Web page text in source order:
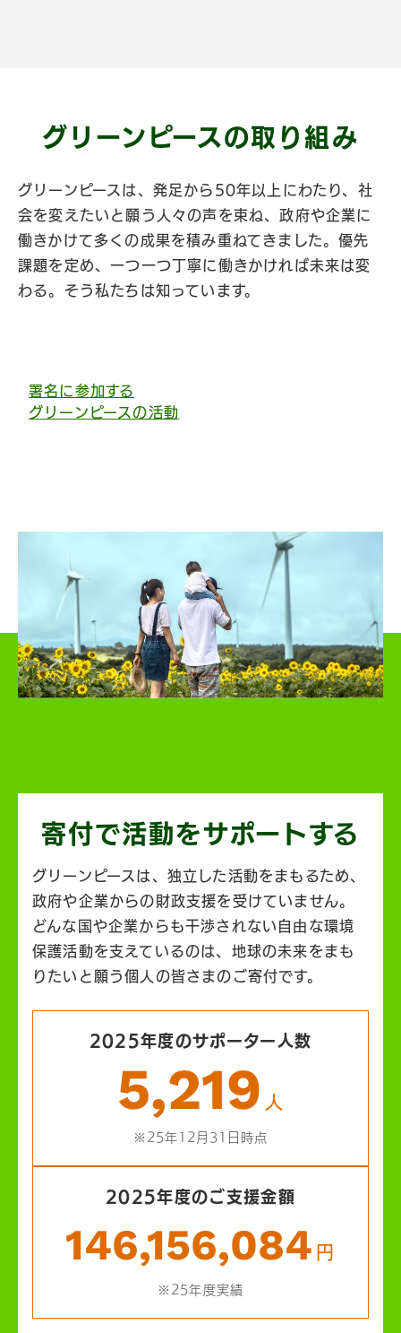
グリーンピースの取り組み
グリーンピースは、発足から50年以上にわたり、社
会を変えたいと願う人々の声を束ね、政府や企業に
働きかけて多くの成果を積み重ねてきました。優先
課題を定め、一つ一つ丁寧に働きかければ未来は変
わる。そう私たちは知っています。
署名に参加する
グリーンピースの活動
寄付で活動をサポートする
グリーンピースは、独立した活動をまもるため、
政府や企業からの財政支援を受けていません。
どんな国や企業からも干渉されない自由な環境
保護活動を支えているのは、地球の未来をまも
りたいと願う個人の皆さまのご寄付です。
2025年度のサポーター人数
5,219 人
※25年12月31日時点
2025年度のご支援金額
146,156,084 円
※25年度実績